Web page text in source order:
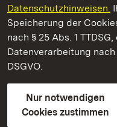
Datenschutzhinweisen.
Speicherung der
nach § 25 Abs. 1
Datenverarbeitung
DSGVO.
Nur notwendigen
Cookies zustimmen
Staatliche Schlösser und
Staatliche Schlösser
Kontakt
Gebärdensprache
Erklärung zur
BITV-konform (geprüfte